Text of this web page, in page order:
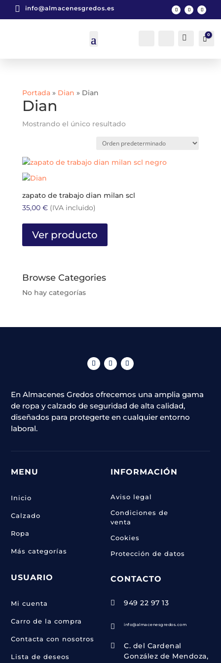
 info@almacenesgredos.es
Buscar 0
Portada» Dian » Dian
Dian
Mostrando el único resultado
zapato de trabajo dian milan scl
35,00 € (IVA incluido)
Ver producto
de
Browse Categories
No hay categorías
En Almacenes Gredos ofrecemos una amplia gama
de ropa y calzado de seguridad de alta calidad,
diseñados para protegerte en cualquier entorno
laboral.
MENU
Inicio
Calzado
Ropa
Más categorías
USUARIO
Mi cuenta
Carro de la compra
Contacta con nosotros
Lista de deseos
INFORMACIÓN
Aviso legal
Condiciones de
venta
Cookies
Protección de datos
CONTACTO
 949 22 97 13
 info@almacenesgredos.com

C. del Cardenal
González de Mendoza,